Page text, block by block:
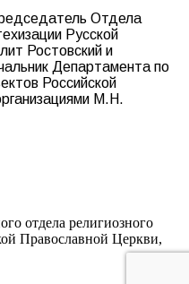
Отдела
Русской
Ростовский и
Департамента по
Российской
М.Н.
отдела религиозного
Православной Церкви,